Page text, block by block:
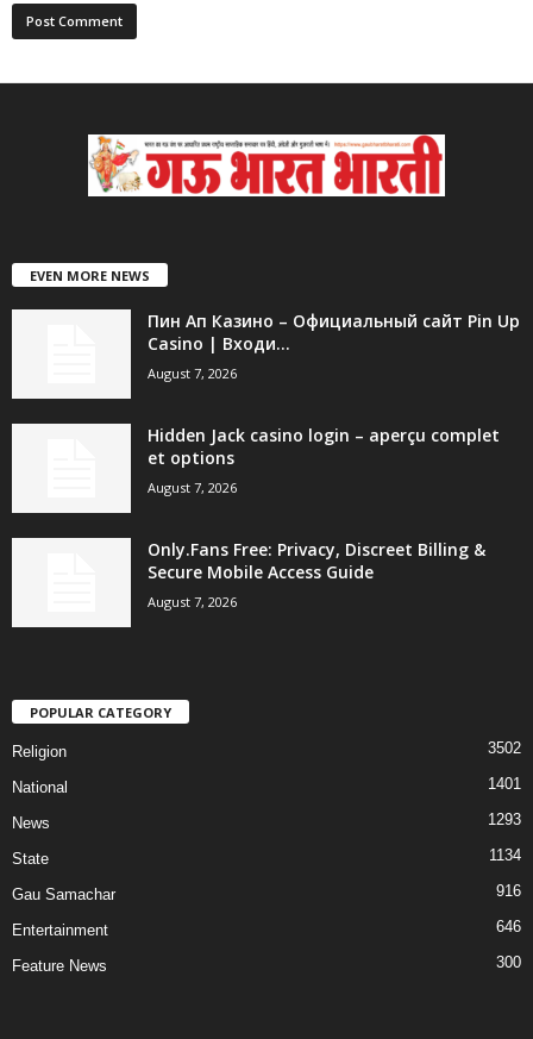
EVEN MORE NEWS
Пин Ап Казино – Официальный сайт Pin Up
Casino | Входи...
August 7, 2026
Hidden Jack casino login – aperçu complet
et options
August 7, 2026
Only.Fans Free: Privacy, Discreet Billing &
Secure Mobile Access Guide
August 7, 2026
POPULAR CATEGORY
Religion 3502
National 1401
News 1293
State 1134
Gau Samachar 916
Entertainment 646
Feature News 300